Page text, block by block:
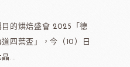
目的烘焙盛會 2025「德
道四葉盃」，今（10）日
...